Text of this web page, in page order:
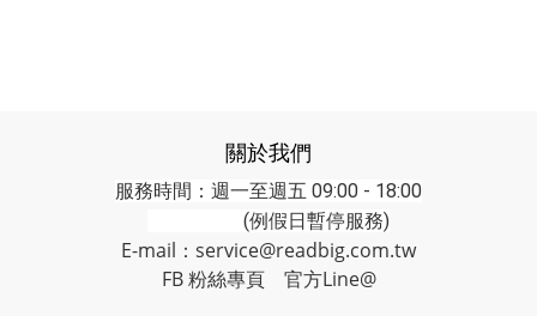
關於我們
服務時間：週一至週五 09:00 - 18:00
(例假日暫停服務)
E-mail：service@readbig.com.tw
FB 粉絲專頁
官方Line@